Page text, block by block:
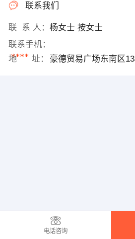
联系我们
联 系 人： 杨女士 按女士
联系手机：
****
地 址： 豪德贸易广场东南区
电话咨询